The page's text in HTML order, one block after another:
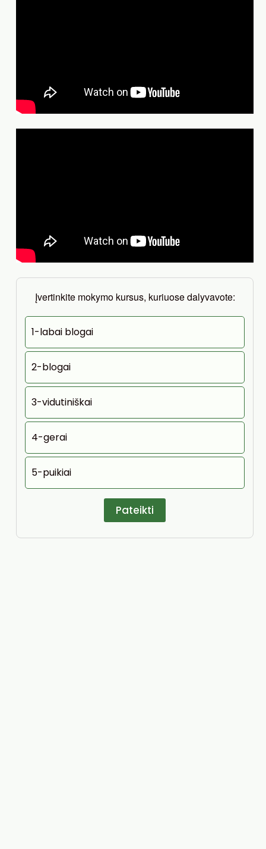
Įvertinkite mokymo kursus, kuriuose dalyvavote:
1-labai blogai
2-blogai
3-vidutiniškai
4-gerai
5-puikiai